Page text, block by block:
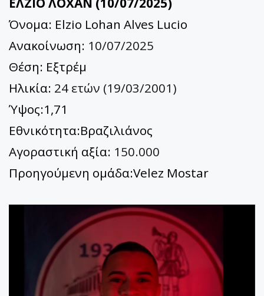
Όνομα: Elzio Lohan Alves Lucio
Ανακοίνωση: 10/07/2025
Θέση: Εξτρέμ
Ηλικία: 24 ετών (19/03/2001)
Ύψος:1,71
Εθνικότητα:Βραζιλιάνος
Αγοραστική αξία: 150.000
Προηγούμενη ομάδα:Velez Mostar